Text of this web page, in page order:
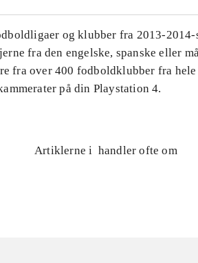
og klubber fra 2013-2014-
fra den engelske, spanske eller
fra over 400 fodboldklubber fra hele
på din Playstation 4.
Artiklerne i handler ofte om